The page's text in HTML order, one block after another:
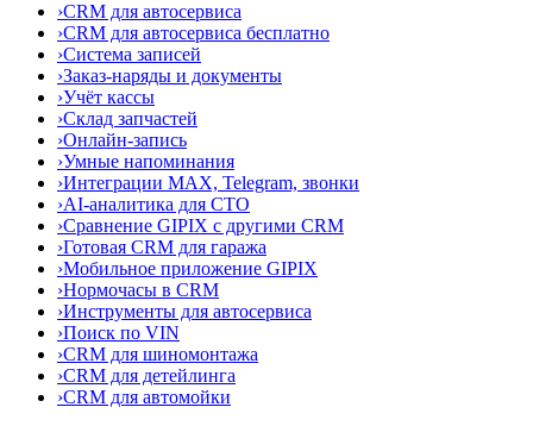
›CRM для автосервиса
›CRM для автосервиса бесплатно
›Система записей
›Заказ-наряды и документы
›Учёт кассы
›Склад запчастей
›Онлайн-запись
›Умные напоминания
›Интеграции MAX, Telegram, звонки
›AI-аналитика для СТО
›Сравнение GIPIX с другими CRM
›Готовая CRM для гаража
›Мобильное приложение GIPIX
›Нормочасы в CRM
›Инструменты для автосервиса
›Поиск по VIN
›CRM для шиномонтажа
›CRM для детейлинга
›CRM для автомойки